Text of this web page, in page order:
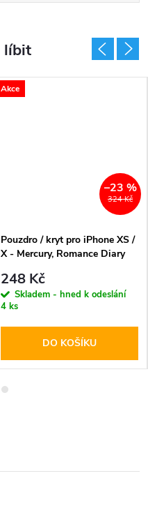
Akce
324 Kč
–23 %
Pouzdro / kryt pro iPhone XS /
X - Mercury, Romance Diary
248 Kč
Skladem - hned k odeslání
4 ks
DO KOŠÍKU